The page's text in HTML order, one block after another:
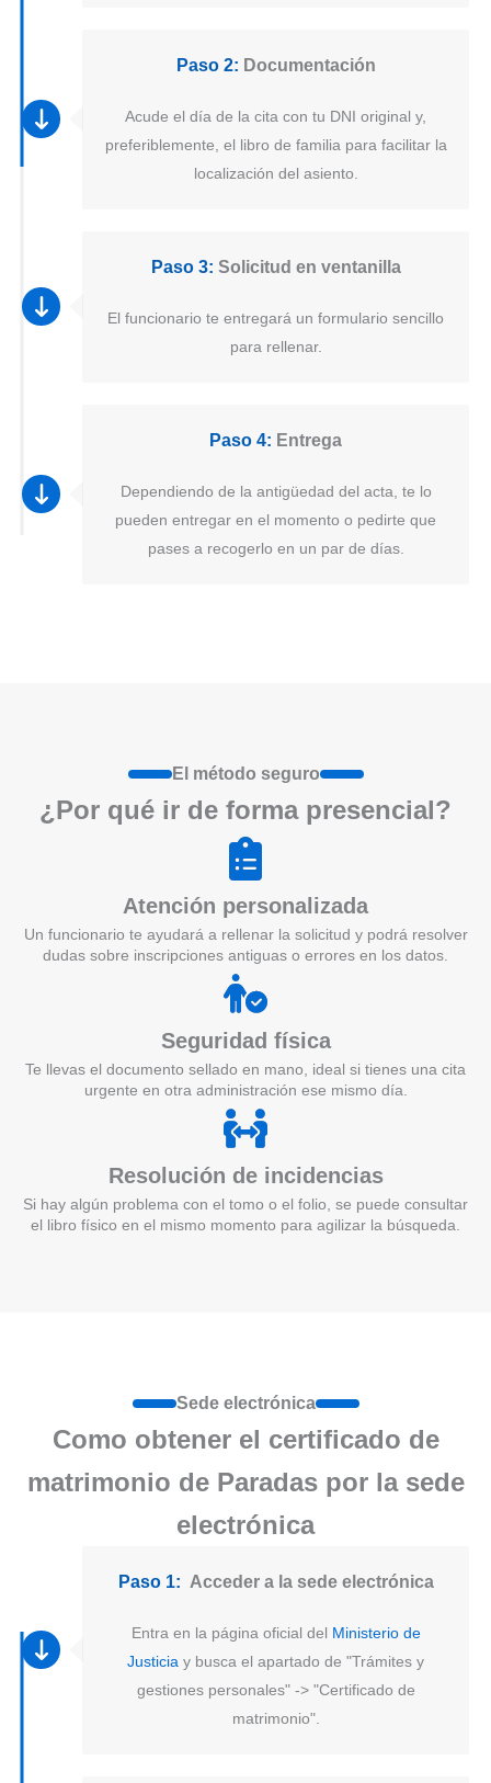
Paso 2: Documentación
Acude el día de la cita con tu DNI original y,
preferiblemente, el libro de familia para facilitar la
localización del asiento.
Paso 3: Solicitud en ventanilla
El funcionario te entregará un formulario sencillo
para rellenar.
Paso 4: Entrega
Dependiendo de la antigüedad del acta, te lo
pueden entregar en el momento o pedirte que
pases a recogerlo en un par de días.
El método seguro
¿Por qué ir de formapresencial?
Atención personalizada
Un funcionario te ayudará a rellenar la solicitud y podrá resolver
dudas sobre inscripciones antiguas o errores en los datos.
Seguridad física
Te llevas el documento sellado en mano, ideal si tienes una cita
urgente en otra administración ese mismo día.
Resolución de incidencias
Si hay algún problema con el tomo o el folio, se puede consultar
el libro físico en el mismo momento para agilizar la búsqueda.
Sede electrónica
Como obtener el certificado de
matrimonio de Paradas por la sede
electrónica
Paso 1: Acceder a la sede electrónica
Entra en la página oficial del Ministerio de
Justicia y busca el apartado de "Trámites y
gestiones personales" -> "Certificado de
matrimonio".